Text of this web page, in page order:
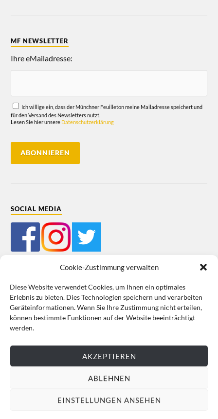
Cookie-Zustimmung verwalten
Diese Website verwendet Cookies, um Ihnen ein optimales
Erlebnis zu bieten. Dies Technologien speichern und verarbeiten
Geräteinformationen. Wenn Sie Ihre Zustimmung nicht erteilen,
können bestimmte Funktionen auf der Website beeinträchtigt
werden.
AKZEPTIEREN
ABLEHNEN
EINSTELLUNGEN ANSEHEN
MF NEWSLETTER
Ihre eMailadresse:
Ich willige ein, dass der Münchner Feuilleton meine Mailadresse speichert und
für den Versand des Newsletters nutzt.
Lesen Sie hier unsere Datenschutzerklärung
SOCIAL MEDIA
Mein Bestellkonto Kundeninformationen Datenschutz
Cookie-Richtlinie (EU) Impressum
VERTRAG WIDERRUFEN